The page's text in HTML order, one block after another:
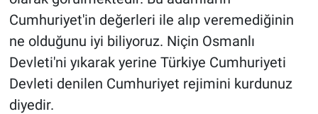
Cumhuriyet'in değerleri ile alıp veremediğinin
ne olduğunu iyi biliyoruz. Niçin Osmanlı
Devleti'ni yıkarak yerine Türkiye Cumhuriyeti
Devleti denilen Cumhuriyet rejimini kurdunuz
diyedir.